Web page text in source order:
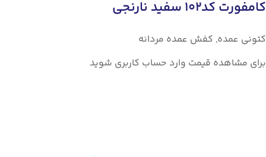
کامفورت کد102 سفید نارنجی
کتونی عمده, کفش عمده مردانه
برای مشاهده قیمت وارد حساب کاربری شوید